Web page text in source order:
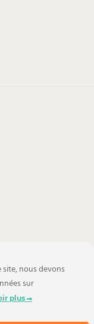
Libres
clics !
nous devons
sur
plus